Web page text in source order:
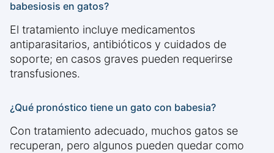
babesiosis en gatos?
El tratamiento incluye medicamentos
antiparasitarios, antibióticos y cuidados de
soporte; en casos graves pueden requerirse
transfusiones.
¿Qué pronóstico tiene un gato con babesia?
Con tratamiento adecuado, muchos gatos se
recuperan, pero algunos pueden quedar como